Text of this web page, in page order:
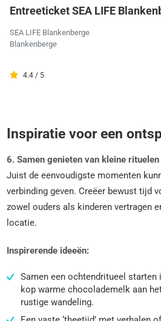
Entreeticket SEA LIFE
SEA LIFE Blankenberge
Blankenberge
4.4 / 5
Inspiratie voor een
6. Samen genieten van kleine rituelen
Juist de eenvoudigste momenten
verbinding geven. Creëer bewust tijd
zowel ouders als kinderen vertragen
locatie.
Inspirerende ideeën:
Samen een ochtendritueel starten
kop warme chocolademelk aan
rustige wandeling.